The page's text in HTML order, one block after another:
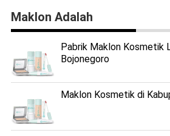
Maklon Adalah
Pabrik Maklon Kosmetik
Bojonegoro
Maklon Kosmetik di